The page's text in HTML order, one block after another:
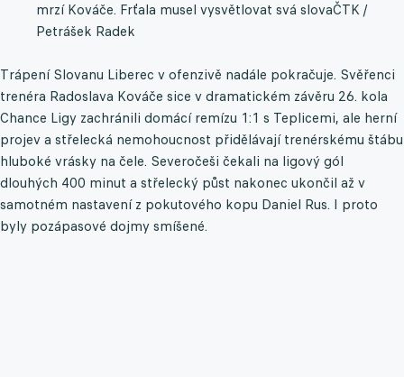
mrzí Kováče. Frťala musel vysvětlovat svá slovaČTK /
Petrášek Radek
Trápení Slovanu Liberec v ofenzivě nadále pokračuje. Svěřenci
trenéra Radoslava Kováče sice v dramatickém závěru 26. kola
Chance Ligy zachránili domácí remízu 1:1 s Teplicemi, ale herní
projev a střelecká nemohoucnost přidělávají trenérskému štábu
hluboké vrásky na čele. Severočeši čekali na ligový gól
dlouhých 400 minut a střelecký půst nakonec ukončil až v
samotném nastavení z pokutového kopu Daniel Rus. I proto
byly pozápasové dojmy smíšené.